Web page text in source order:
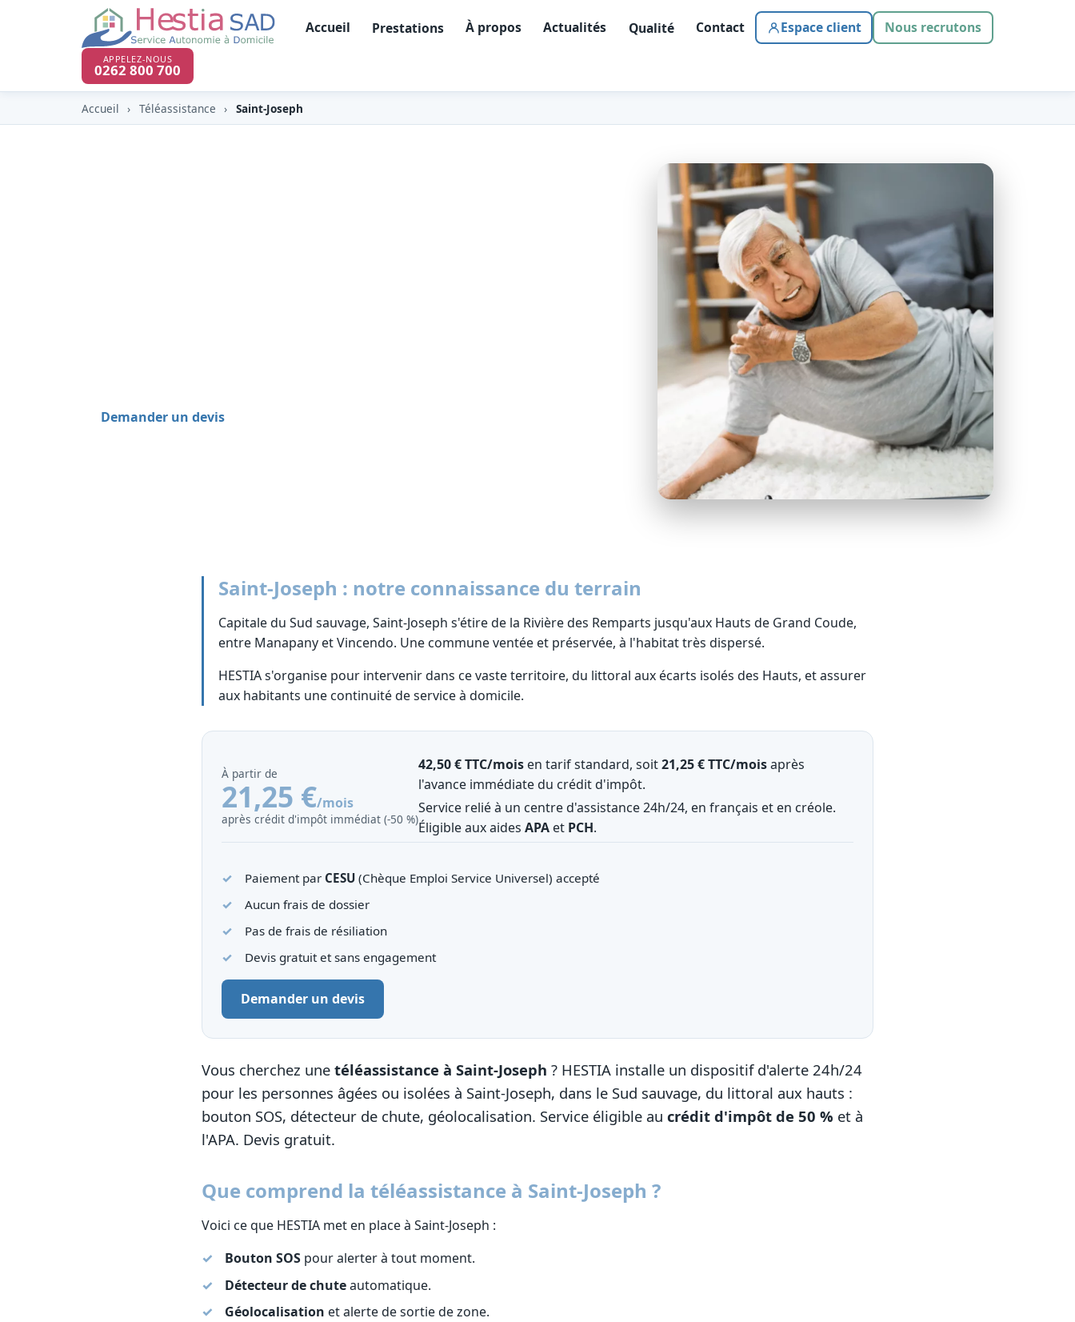
Accueil Prestations À propos Actualités Qualité Contact Espace client Nous recrutons
APPELEZ-NOUS
0262 800 700
Accueil › Téléassistance › Saint-Joseph
Demander un devis
Saint-Joseph : notre connaissance du terrain
Capitale du Sud sauvage, Saint-Joseph s'étire de la Rivière des Remparts jusqu'aux Hauts de Grand Coude,
entre Manapany et Vincendo. Une commune ventée et préservée, à l'habitat très dispersé.
HESTIA s'organise pour intervenir dans ce vaste territoire, du littoral aux écarts isolés des Hauts, et assurer
aux habitants une continuité de service à domicile.
À partir de
21,25 €/mois
après crédit d'impôt immédiat (‑50 %)
42,50 € TTC/mois en tarif standard, soit21,25 € TTC/moisaprès
l'avance immédiate du crédit d'impôt.
Service relié à un centre d'assistance 24h/24, en français et en créole.
Éligible aux aides APA et PCH.
Paiement par CESU(Chèque Emploi Service Universel) accepté
Aucun frais de dossier
Pas de frais de résiliation
Devis gratuit et sans engagement
Demander un devis
Vous cherchez une téléassistance à Saint-Joseph ? HESTIA installe un dispositif d'alerte 24h/24
pour les personnes âgées ou isolées à Saint-Joseph, dans le Sud sauvage, du littoral aux hauts :
bouton SOS, détecteur de chute, géolocalisation. Service éligible au crédit d'impôt de 50 % et à
l'APA. Devis gratuit.
Que comprend la téléassistance à Saint-Joseph ?
Voici ce que HESTIA met en place à Saint-Joseph :
Bouton SOSpour alerter à tout moment.
Détecteur de chuteautomatique.
Géolocalisation et alerte de sortie de zone.